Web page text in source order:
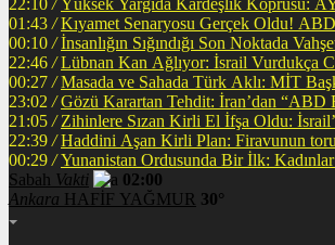
22:10 / Yüksek Yargıda Kardeşlik Köprüsü:
01:43 /
00:10 / İnsanlığın Sığındığı Son Noktada
22:46 / Lübnan Kan Ağlıyor: İsrail Vurdukça
00:27 / Masada ve Sahada Türk Aklı: MİT
23:02 / Gözü Karartan Tehdit: İran’dan “ABD
21:05 / Zihinlere Sızan Kirli El İfşa Oldu:
22:39 /
00:29 / Yunanistan Ordusunda Bir İlk:
Sabah Vakti
02:00
Ankara HAFİF YAĞMUR 30°